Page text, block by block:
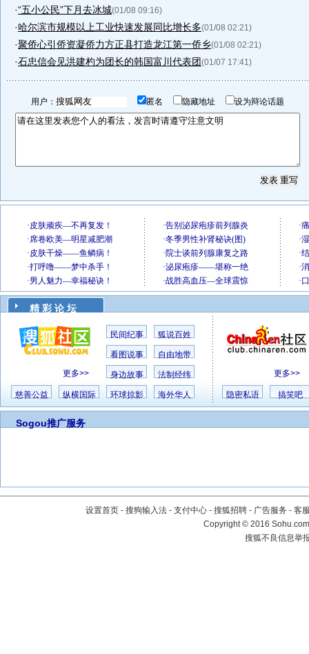
·“五小公民”下月去冰城(01/08 09:16)
·哈尔滨市规模以上工业快速发展同比增长多(01/08 02:21)
·聚侨心引侨资凝侨力方正县打造龙江第一侨乡(01/08 02:21)
·石忠信会见洪建杓为团长的韩国富川代表团(01/07 17:41)
用户： 匿名 隐藏地址 设为辩论话题
精 彩 论 坛
更多>>
民间纪事 狐说百姓
看图说事 自由地带
身边故事 法制经纬
慈善公益 纵横国际 环球掠影 海外华人
更多>>
隐密私语 搞笑吧
Sogou推广服务
设置首页 - 搜狗输入法 - 支付中心 - 搜狐招聘 - 广告服务 - 客
Copyright©2016
搜狐不良信息举